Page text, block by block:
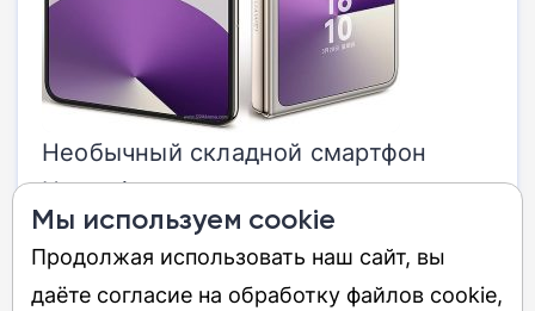
Необычный складной смартфон
Huawei с широким внутренним
экраном 16:10, чипом Kirin 9020 и
камерой XMAGE.
Мы используем cookie
Продолжая использовать наш сайт, вы
даёте согласие на обработку файлов cookie,